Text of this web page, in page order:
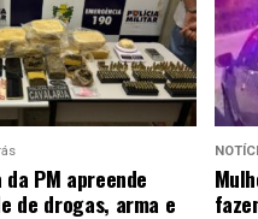
PM apreende
de drogas, arma e